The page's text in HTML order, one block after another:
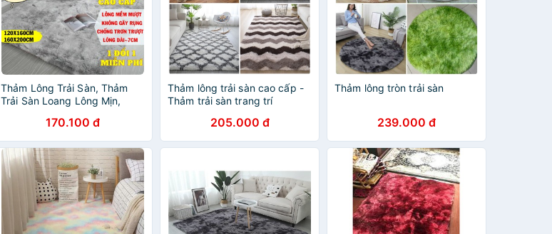
Thảm Lông Trải Sàn, Thảm
Trải Sàn Loang Lông Mịn,
PAPAA.HOME170.100 đ
Thảm lông trải sàn cao cấp -
Thảm trải sàn trang trí
205.000 đ
Thảm lông tròn trải sàn
239.000 đ